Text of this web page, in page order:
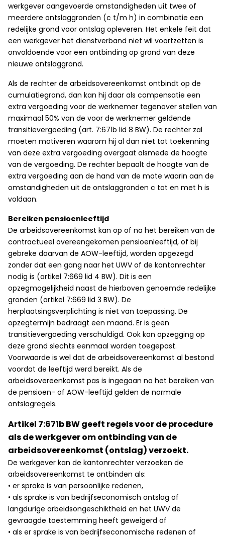
werkgever aangevoerde omstandigheden uit twee of
meerdere ontslaggronden (c t/m h) in combinatie een
redelijke grond voor ontslag opleveren. Het enkele feit dat
een werkgever het dienstverband niet wil voortzetten is
onvoldoende voor een ontbinding op grond van deze
nieuwe ontslaggrond.
Als de rechter de arbeidsovereenkomst ontbindt op de
cumulatiegrond, dan kan hij daar als compensatie een
extra vergoeding voor de werknemer tegenover stellen van
maximaal 50% van de voor de werknemer geldende
transitievergoeding (art. 7:671b lid 8 BW). De rechter zal
moeten motiveren waarom hij al dan niet tot toekenning
van deze extra vergoeding overgaat alsmede de hoogte
van de vergoeding. De rechter bepaalt de hoogte van de
extra vergoeding aan de hand van de mate waarin aan de
omstandigheden uit de ontslaggronden c tot en met h is
voldaan.
Bereiken pensioenleeftijd
De arbeidsovereenkomst kan op of na het bereiken van de
contractueel overeengekomen pensioenleeftijd, of bij
gebreke daarvan de AOW-leeftijd, worden opgezegd
zonder dat een gang naar het UWV of de kantonrechter
nodig is (artikel 7:669 lid 4 BW). Dit is een
opzegmogelijkheid naast de hierboven genoemde redelijke
gronden (artikel 7:669 lid 3 BW). De
herplaatsingsverplichting is niet van toepassing. De
opzegtermijn bedraagt een maand. Er is geen
transitievergoeding verschuldigd. Ook kan opzegging op
deze grond slechts eenmaal worden toegepast.
Voorwaarde is wel dat de arbeidsovereenkomst al bestond
voordat de leeftijd werd bereikt. Als de
arbeidsovereenkomst pas is ingegaan na het bereiken van
de pensioen- of AOW-leeftijd gelden de normale
ontslagregels.
Artikel 7:671b BW geeft regels voor de procedure
als de werkgever om ontbinding van de
arbeidsovereenkomst (ontslag) verzoekt.
De werkgever kan de kantonrechter verzoeken de
arbeidsovereenkomst te ontbinden als:
• er sprake is van persoonlijke redenen,
• als sprake is van bedrijfseconomisch ontslag of
langdurige arbeidsongeschiktheid en het UWV de
gevraagde toestemming heeft geweigerd of
• als er sprake is van bedrijfseconomische redenen of